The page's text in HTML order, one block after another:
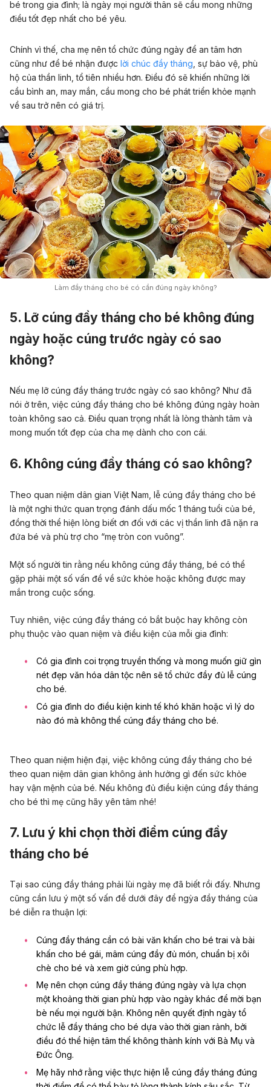
bé trong gia đình; là ngày mọi người thân sẽ cầu mong những
điều tốt đẹp nhất cho bé yêu.
Chính vì thế, cha mẹ nên tổ chức đúng ngày để an tâm hơn
cũng như để bé nhận được lời chúc đầy tháng , sự bảo vệ, phù
hộ của thần linh, tổ tiên nhiều hơn. Điều đó sẽ khiến những lời
cầu bình an, may mắn, cầu mong cho bé phát triển khỏe mạnh
về sau trở nên có giá trị.
Làm đầy tháng cho bé có cần đúng ngày không?
5. Lỡ cúng đầy tháng cho bé không đúng
ngày hoặc cúng trước ngày có sao
không?
Nếu mẹ lỡ cúng đầy tháng trước ngày có sao không? Như đã
nói ở trên, việc cúng đầy tháng cho bé không đúng ngày hoàn
toàn không sao cả. Điều quan trọng nhất là lòng thành tâm và
mong muốn tốt đẹp của cha mẹ dành cho con cái.
6. Không cúng đầy tháng có sao không?
Theo quan niệm dân gian Việt Nam, lễ cúng đầy tháng cho bé
là một nghi thức quan trọng đánh dấu mốc 1 tháng tuổi của bé,
đồng thời thể hiện lòng biết ơn đối với các vị thần linh đã nặn ra
đứa bé và phù trợ cho “mẹ tròn con vuông”.
Một số người tin rằng nếu không cúng đầy tháng, bé có thể
gặp phải một số vấn đề về sức khỏe hoặc không được may
mắn trong cuộc sống.
Tuy nhiên, việc cúng đầy tháng có bắt buộc hay không còn
phụ thuộc vào quan niệm và điều kiện của mỗi gia đình:
Có gia đình coi trọng truyền thống và mong muốn giữ gìn
nét đẹp văn hóa dân tộc nên sẽ tổ chức đầy đủ lễ cúng
cho bé.
Có gia đình do điều kiện kinh tế khó khăn hoặc vì lý do
nào đó mà không thể cúng đầy tháng cho bé.
Theo quan niệm hiện đại, việc không cúng đầy tháng cho bé
theo quan niệm dân gian không ảnh hưởng gì đến sức khỏe
hay vận mệnh của bé. Nếu không đủ điều kiện cúng đầy tháng
cho bé thì mẹ cũng hãy yên tâm nhé!
7. Lưu ý khi chọn thời điểm cúng đầy
tháng cho bé
Tại sao cúng đầy tháng phải lùi ngày mẹ đã biết rồi đấy. Nhưng
cũng cần lưu ý một số vấn đề dưới đây để ngỳa đầy tháng của
bé diễn ra thuận lợi:
Cúng đầy tháng cần có bài văn khấn cho bé trai và bài
khấn cho bé gái mâm cúng đầy đủ món chuẩn bị xôi
chè cho bé và xem giờ cúng phù hợp.
Mẹ nên chọn cúng đầy tháng đúng ngày và lựa chọn
một khoảng thời gian phù hợp vào ngày khác để mời bạn
bè nếu mọi người bận. Không nên quyết định ngày tổ
chức lễ đầy tháng cho bé dựa vào thời gian rảnh, bởi
điều đó thể hiện tâm thế không thành kính với Bà Mụ và
Đức Ông.
Mẹ hãy nhớ rằng việc thực hiện lễ cúng đầy tháng đúng